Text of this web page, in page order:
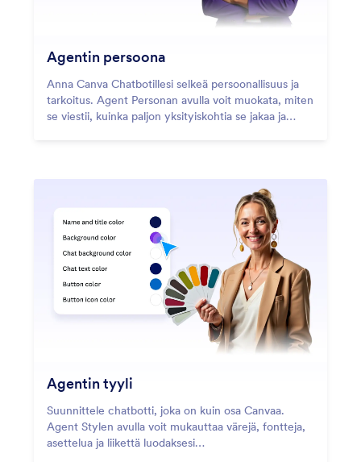
Agentin persoona
Anna Canva Chatbotillesi selkeä persoonallisuus ja
tarkoitus. Agent Personan avulla voit muokata, miten
se viestii, kuinka paljon yksityiskohtia se jakaa ja
Agentin tyyli
Suunnittele chatbotti, joka on kuin osa Canvaa.
Agent Stylen avulla voit mukauttaa värejä, fontteja,
asettelua ja liikettä luodaksesi